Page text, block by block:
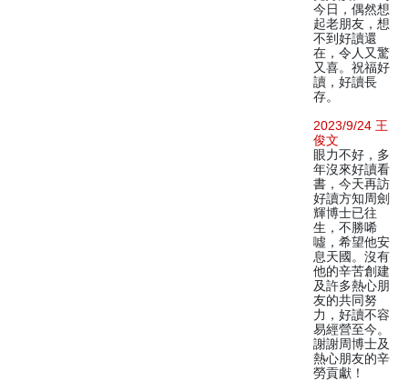
今日，偶然想
起老朋友，想
不到好讀還
在，令人又驚
又喜。祝福好
讀，好讀長
存。
2023/9/24 王
俊文
眼力不好，多
年沒來好讀看
書，今天再訪
好讀方知周劍
輝博士已往
生，不勝唏
噓，希望他安
息天國。沒有
他的辛苦創建
及許多熱心朋
友的共同努
力，好讀不容
易經營至今。
謝謝周博士及
熱心朋友的辛
勞貢獻！